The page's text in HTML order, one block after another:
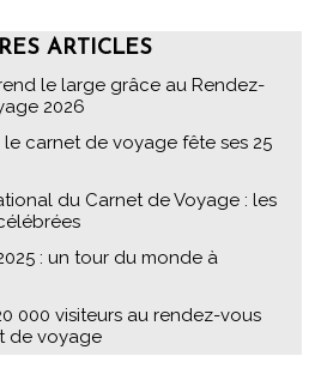
ARTICLES
le large grâce au Rendez-
2026
carnet de voyage fête ses 25
du Carnet de Voyage : les
: un tour du monde à
000 visiteurs au rendez-vous
de voyage